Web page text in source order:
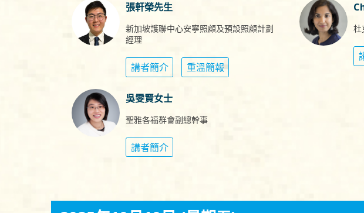
張軒榮先生
新加坡護聯中心安寧照顧及預設照顧計劃
經理
講者簡介 重溫簡報
吳雯賢女士
聖雅各福群會副總幹事
講者簡介